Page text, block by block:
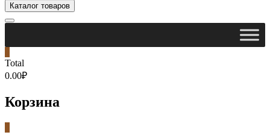
Каталог товаров
Total
0.00₽
Корзина